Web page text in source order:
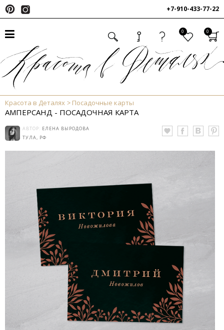
+7-910-433-77-22
0 0
Красота в Деталях Посадочные карты
АМПЕРСАНД - ПОСАДОЧНАЯ КАРТА
АВТОР: ЕЛЕНА ВЫРОДОВА
ТУЛА, РФ